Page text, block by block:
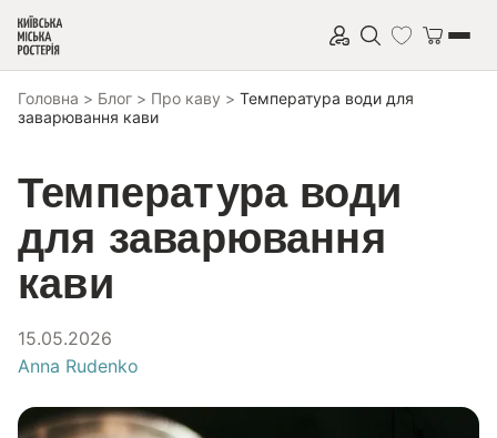
Перейти до вмісту
Головна > Блог > Про каву > Температура води для
заварювання кави
Температура води
для заварювання
кави
15.05.2026
Anna Rudenko